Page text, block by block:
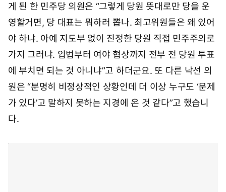
게 된 한 민주당 의원은 “그렇게 당원 뜻대로만 당을 운
영할거면, 당 대표는 뭐하러 뽑나. 최고위원들은 왜 있어
야 하냐. 아예 지도부 없이 진정한 당원 직접 민주주의로
가지 그러냐. 입법부터 여야 협상까지 전부 전 당원 투표
에 부치면 되는 것 아니냐”고 하더군요. 또 다른 낙선 의
원은 “분명히 비정상적인 상황인데 더 이상 누구도 ‘문제
가 있다’고 말하지 못하는 지경에 온 것 같다”고 했습니
다.